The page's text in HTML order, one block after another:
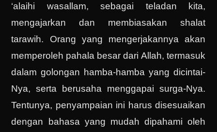
‘alaihi wasallam, sebagai teladan kita,
mengajarkan dan membiasakan shalat
tarawih. Orang yang mengerjakannya akan
memperoleh pahala besar dari Allah, termasuk
dalam golongan hamba-hamba yang dicintai-
Nya, serta berusaha menggapai surga-Nya.
Tentunya, penyampaian ini harus disesuaikan
dengan bahasa yang mudah dipahami oleh